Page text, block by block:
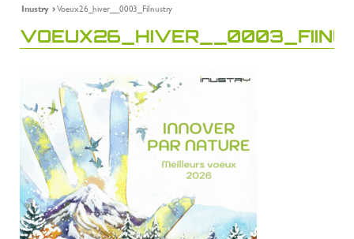
Inustry Voeux26_hiver__0003_FiInustry